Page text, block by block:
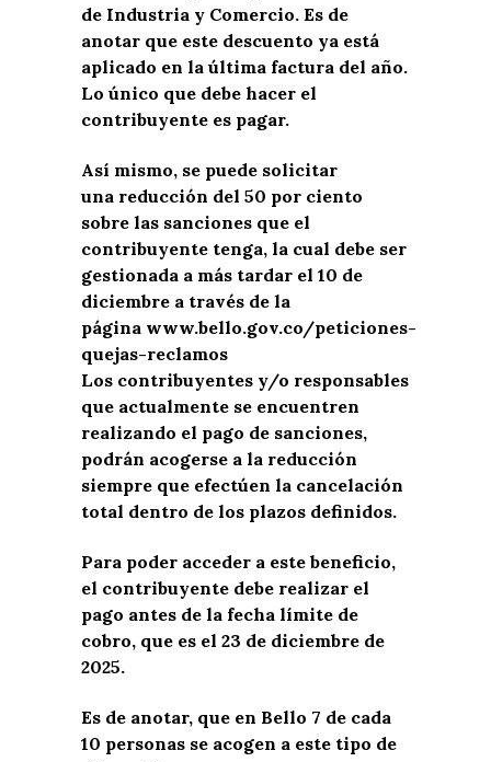
de Industria y Comercio. Es de
anotar que este descuento ya está
aplicado en la última factura del año.
Lo único que debe hacer el
contribuyente es pagar.
Así mismo, se puede solicitar
una reducción del 50 por ciento
sobre las sanciones que el
contribuyente tenga, la cual debe ser
gestionada a más tardar el 10 de
diciembre a través de la
página www.bello.gov.co/peticiones-
quejas-reclamos
Los contribuyentes y/o responsables
que actualmente se encuentren
realizando el pago de sanciones,
podrán acogerse a la reducción
siempre que efectúen la cancelación
total dentro de los plazos definidos.
Para poder acceder a este beneficio,
el contribuyente debe realizar el
pago antes de la fecha límite de
cobro, que es el 23 de diciembre de
2025.
Es de anotar, que en Bello 7 de cada
10 personas se acogen a este tipo de